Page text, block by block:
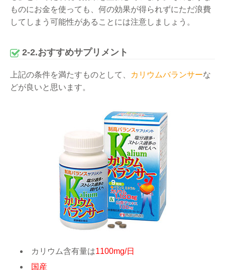
ものにお金を使っても、何の効果が得られずにただ浪費
してしまう可能性があることには注意しましょう。
2-2.おすすめサプリメント
上記の条件を満たすものとして、 カリウムバランサーな
どが良いと思います。
カリウム含有量は1100mg/日
国産